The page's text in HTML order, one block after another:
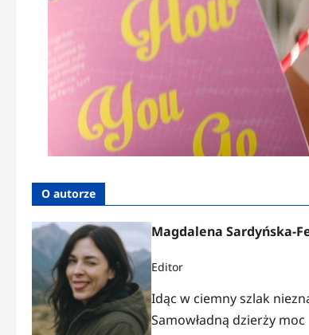
O autorze
Magdalena Sardyńska-
Editor
Idąc w ciemny szlak
Samowładną dzierży moc